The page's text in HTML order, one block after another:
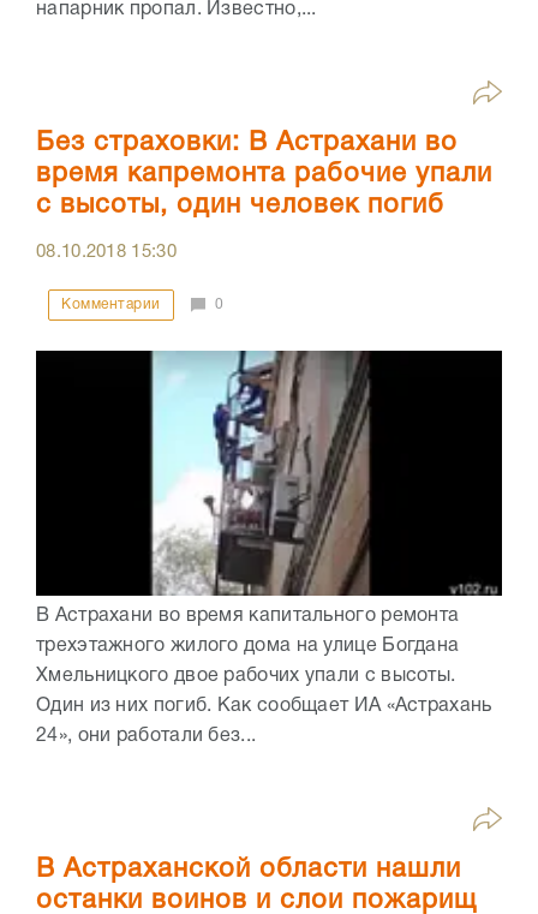
напарник пропал. Известно,...
Без страховки: В Астрахани во
время капремонта рабочие упали
с высоты, один человек погиб
08.10.2018 15:30
Комментарии 0
В Астрахани во время капитального ремонта
трехэтажного жилого дома на улице Богдана
Хмельницкого двое рабочих упали с высоты.
Один из них погиб. Как сообщает ИА «Астрахань
24», они работали без...
В Астраханской области нашли
останки воинов и слои пожарищ